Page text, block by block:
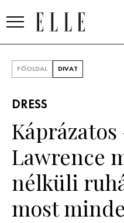
SZÉPSÉG
FŐOLDAL DIVAT
DRESS
Lawrence
nélküli
most